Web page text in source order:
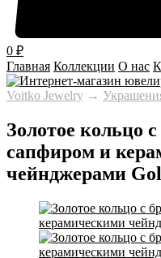
0 ₽
Главная Коллекции О нас
Voitko Jewelry →
Золотое кольцо
сапфиром и
чейнджерами